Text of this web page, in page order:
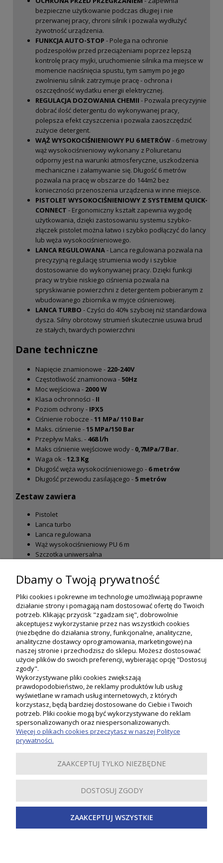
bezpieczne użytkowanie podczas długiej i nie
przerwanej pracy, chroni silnik i pozwala wydłużyć
żywotność urządzenia.
FUNKCJA AUTO-STOP - Polega na ochronie
podzespołów przed przeciążeniami poprzez lepszą
kontrolę pracy myjki, uruchomienie silnika ma miejsce w
momencie naciśnięcia spustu, tym samym po jego
zwolnieniu silnik zatrzymuje pracę - ochrona i
oszczędność wydatku energii elektrycznej.
REGULACJA DOZOWANIA CHEMII - Pozwala precyzyjnie
dobrać ilość detergentu do wykonywanej pracy,
polepsza efekt czyszczenia i pozwala zaoszczędzić
zużycie detergent.
WĄŻ WYSOKOCIŚNIENIOWY PU 6 METRÓW- 6 metrowy
wąż wysokociśnieniowy wykonany z Poliuretanu
odporny jest na warunki atmosferyczne, uszkodzenia
mechaniczne i załamywanie się. Długość 6 metrów
pozwala na pracę w obszarze do 144m2 bez
konieczności przenoszenia urządzenia w inne miejsce.
PISTOLET WYSOKOCIŚNIENIOWY Z SYSTEMEM QUICK-
CONNECT - Ergonomiczny kształt zapewnia wygodę
użytkowania, dzięki zastosowaniu systemu szybko-
złączek pistolet można łatwo i szybko podłączyć do lancy
lub węża wysokociśnieniowego.
LANCA REGULOWANA- Lanca regulowana pozwala na
precyzyjną regulację strumienia wody i szybkie
dostosowanie do wykonywanej pracy. Dzięki funkcji
pracy w trybie niskiego ciśnienia pozwala na
spryskiwanie powierzchni z detergentem pobieranym z
wbudowanego zbiornika w myjce ciśnieniowej.
LANCA TURBO - Czyści do 40% szybciej niż standardowa
dysza. Silny obrotowy strumień skutecznie usuwa brud
ze stałych, twardych powierzchni
Dane techniczne
Napięcie znamionowe - 220-240V
Częstotliwość znamionowa - 50Hz
Moc wejściowa - 2000W
Klasa ochronności - II
Poziom ochrony - IPX5
Ciśnienie robocze -11 MPa/ 110 Bar
Maks. ciśnienie -15 MPa/150 Bar
Przepływ Maks. - 468 l/h
Maks ciśnienie wejściowe wody - 0,7MPa/7 Bar.
Waga ok -12.3 Kg
Długość węża wysokociśnieniowego - 6 metrów
Długość przewodu zasilającego - 5 metrów
Zestaw zawiera
Pistolet
Lanca turbo
Lanca regulowana
Wąż wysokociśnieniowy PU 6 m
Szczotka uniwersalna
Moje konto
Informacje
O nas
Inspiracje
Dbamy o Twoją prywatność
Pliki cookies i pokrewne im technologie umożliwiają poprawne
działanie strony i pomagają nam dostosować ofertę do Twoich
potrzeb. Klikając przycisk "zgadzam się", dobrowolnie
akceptujesz wykorzystanie przez nas wszystkich cookies
(niezbędne do działania strony, funkcjonalne, analityczne,
analityczne dostawcy oprogramowania, marketingowe) na
naszej stronie i przechodzisz do sklepu. Możesz dostosować
użycie plików do swoich preferencji, wybierając opcję "Dostosuj
zgody".
Wykorzystywane pliki cookies zwiększają
prawdopodobieństwo, że reklamy produktów lub usług
wyświetlane w ramach usług internetowych, z których
korzystasz, będą bardziej dostosowane do Ciebie i Twoich
potrzeb. Pliki cookie mogą być wykorzystywane do reklam
spersonalizowanych oraz niespersonalizowanych.
Więcej o plikach cookies przeczytasz w naszej Polityce
prywatności.
ZAAKCEPTUJ TYLKO NIEZBĘDNE
DOSTOSUJ ZGODY
ZAAKCEPTUJ WSZYSTKIE